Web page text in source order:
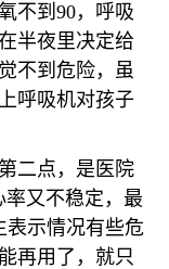
不到 90，呼吸
半夜里决定给
不到危险，虽
呼吸机对孩子
二点，是医院
率又不稳定，最
表示情况有些危
再用了，就只